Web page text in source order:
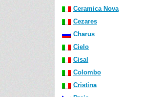
Ceramica Nova
Cezares
Charus
Cielo
Cisal
Colombo
Cristina